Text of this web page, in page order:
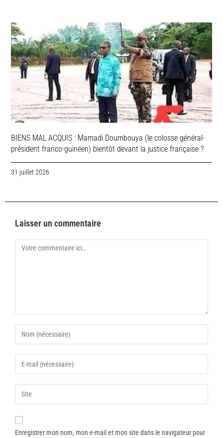
BIENS MAL ACQUIS : Mamadi Doumbouya (le colosse général-
président franco-guinéen) bientôt devant la justice française ?
31 juillet 2026
Laisser un commentaire
Enregistrer mon nom, mon e-mail et mon site dans le navigateur pour